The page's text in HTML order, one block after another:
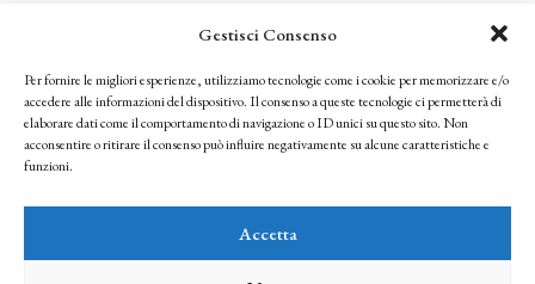
Gestisci Consenso
Per fornire le migliori esperienze, utilizziamo tecnologie come i cookie per memorizzare e/o
accedere alle informazioni del dispositivo. Il consenso a queste tecnologie ci permetterà di
elaborare dati come il comportamento di navigazione o ID unici su questo sito. Non
acconsentire o ritirare il consenso può influire negativamente su alcune caratteristiche e
funzioni.
Accetta
ISCRIVITI
Facendo clic per iscriverti, riconosci che le tue informazioni saranno trattate
seguendo la nostra Privacy Policy
© 2025 Istituto Matteucci. All right reserved
l’autorizzazione scritta dei proprietari dei diritti e dell’Istituto Matteucci